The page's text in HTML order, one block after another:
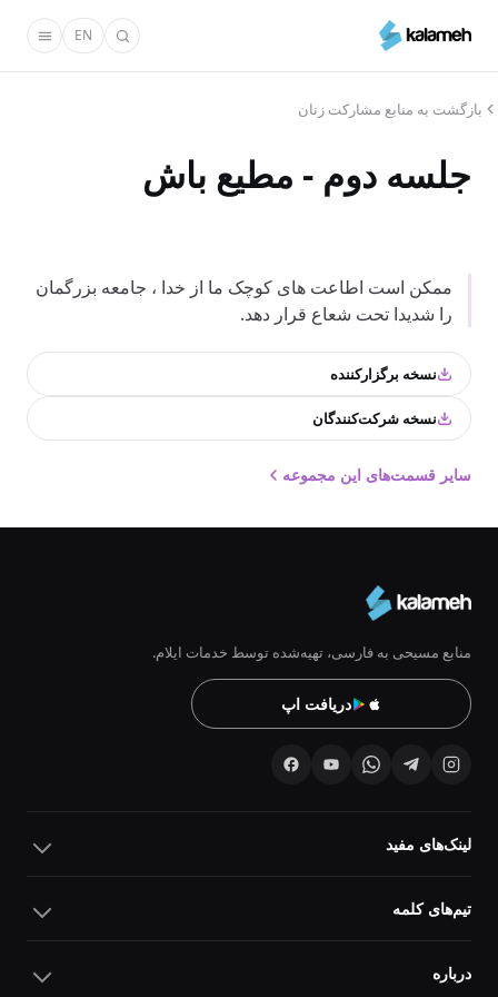
محتوای
EN
بازگشت به منابع مشارکت زنان
جلسه دوم - مطیع باش
ممکن است اطاعت های کوچک ما از خدا ، جامعه بزرگمان
را شدیدا تحت شعاع قرار دهد.
نسخه برگزارکننده
نسخه شرکت‌کنندگان
سایر قسمت‌های این مجموعه
منابع مسیحی به فارسی، تهیه‌شده توسط خدمات ایلام.
دریافت اپ
لینک‌های مفید
تیم‌های کلمه
درباره